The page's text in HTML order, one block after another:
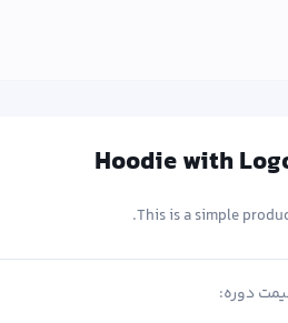
Hoodie with
This is a simple
دوره: